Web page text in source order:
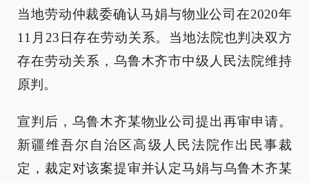
当地劳动仲裁委确认马娟与物业公司在2020年
11月23日存在劳动关系。当地法院也判决双方
存在劳动关系，乌鲁木齐市中级人民法院维持
原判。
宣判后，乌鲁木齐某物业公司提出再审申请。
新疆维吾尔自治区高级人民法院作出民事裁
定，裁定对该案提审并认定马娟与乌鲁木齐某